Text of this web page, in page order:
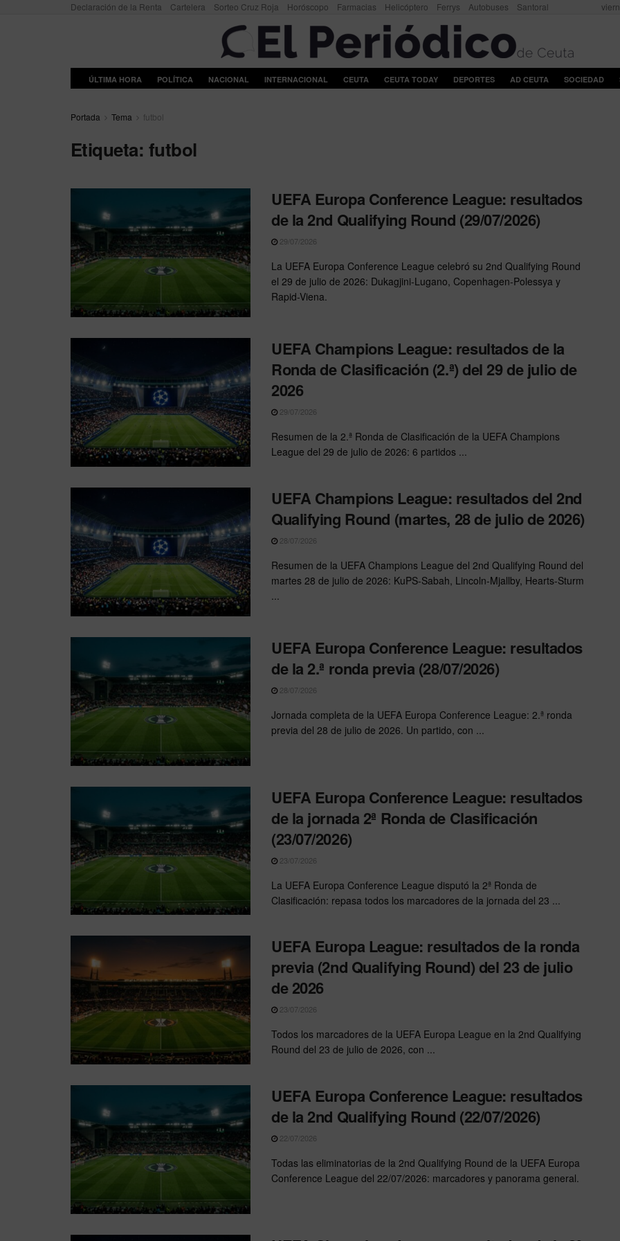
Declaración de la Renta Cartelera Sorteo Cruz Roja Horóscopo Farmacias Helicóptero Ferrys Autobuses Santoral
ÚLTIMA HORA POLÍTICA NACIONAL INTERNACIONAL CEUTA CEUTA TODAY DEPORTES AD CEUTA SOCIEDAD
Portada Tema futbol
Etiqueta: futbol
UEFA Europa Conference League: resultados
de la 2nd Qualifying Round (29/07/2026)
29/07/2026
La UEFA Europa Conference League celebró su 2nd Qualifying Round
el 29 de julio de 2026: Dukagjini-Lugano, Copenhagen-Polessya y
Rapid-Viena.
UEFA Champions League: resultados de la
Ronda de Clasificación (2.ª) del 29 de julio de
2026
29/07/2026
Resumen de la 2.ª Ronda de Clasificación de la UEFA Champions
League del 29 de julio de 2026: 6 partidos ...
UEFA Champions League: resultados del 2nd
Qualifying Round (martes, 28 de julio de 2026)
28/07/2026
Resumen de la UEFA Champions League del 2nd Qualifying Round del
martes 28 de julio de 2026: KuPS-Sabah, Lincoln-Mjallby, Hearts-Sturm
...
UEFA Europa Conference League: resultados
de la 2.ª ronda previa (28/07/2026)
28/07/2026
Jornada completa de la UEFA Europa Conference League: 2.ª ronda
previa del 28 de julio de 2026. Un partido, con ...
UEFA Europa Conference League: resultados
de la jornada 2ª Ronda de Clasificación
(23/07/2026)
23/07/2026
La UEFA Europa Conference League disputó la 2ª Ronda de
Clasificación: repasa todos los marcadores de la jornada del 23 ...
UEFA Europa League: resultados de la ronda
previa (2nd Qualifying Round) del 23 de julio
de 2026
23/07/2026
Todos los marcadores de la UEFA Europa League en la 2nd Qualifying
Round del 23 de julio de 2026, con ...
UEFA Europa Conference League: resultados
de la 2nd Qualifying Round (22/07/2026)
22/07/2026
Todas las eliminatorias de la 2nd Qualifying Round de la UEFA Europa
Conference League del 22/07/2026: marcadores y panorama general.